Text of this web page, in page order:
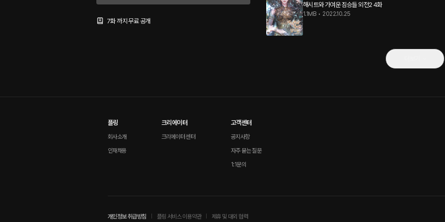
7화 까지 무료 공개
해시트와 가여운 짐승들 외전2 4화
1.1MB • 2022.10.25
플링
회사소개
인재채용
크리에이터
크리에이터 센터
고객센터
공지사항
자주 묻는 질문
1:1문의
개인정보 취급방침 플링 서비스 이용약관 제휴 및 대외 협력